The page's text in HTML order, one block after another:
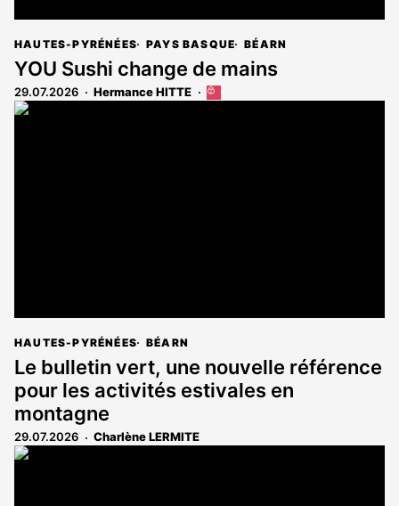
HAUTES-PYRÉNÉES PAYS BASQUE BÉARN
YOU Sushi change de mains
29.07.2026 Hermance HITTE
Cet
HAUTES-PYRÉNÉES BÉARN
Le bulletin vert, une nouvelle référence
pour les activités estivales en
montagne
29.07.2026 Charlène LERMITE